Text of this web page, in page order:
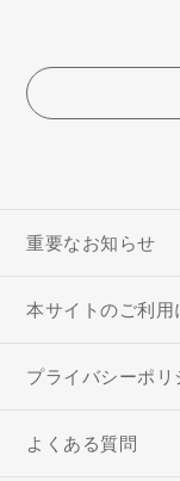
重要なお知らせ
本サイトのご利用
プライバシーポリ
よくある質問